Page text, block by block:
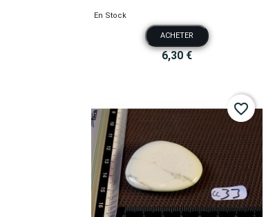
En Stock
ACHETER
6,30 €
favorite_border